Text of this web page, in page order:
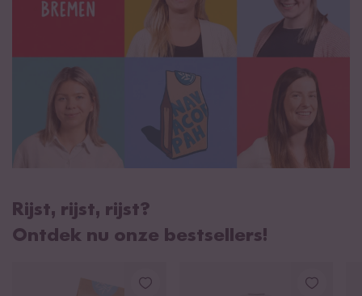
Rijst, rijst, rijst?
Ontdek nu onze bestsellers!